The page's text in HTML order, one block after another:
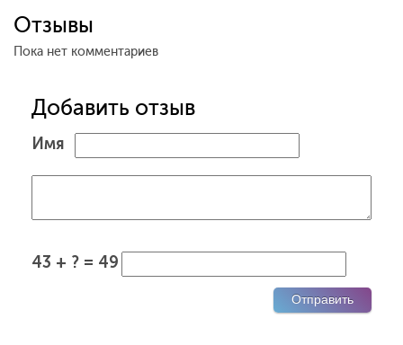
Отзывы
Пока нет комментариев
Добавить отзыв
Имя
43 + ? = 49